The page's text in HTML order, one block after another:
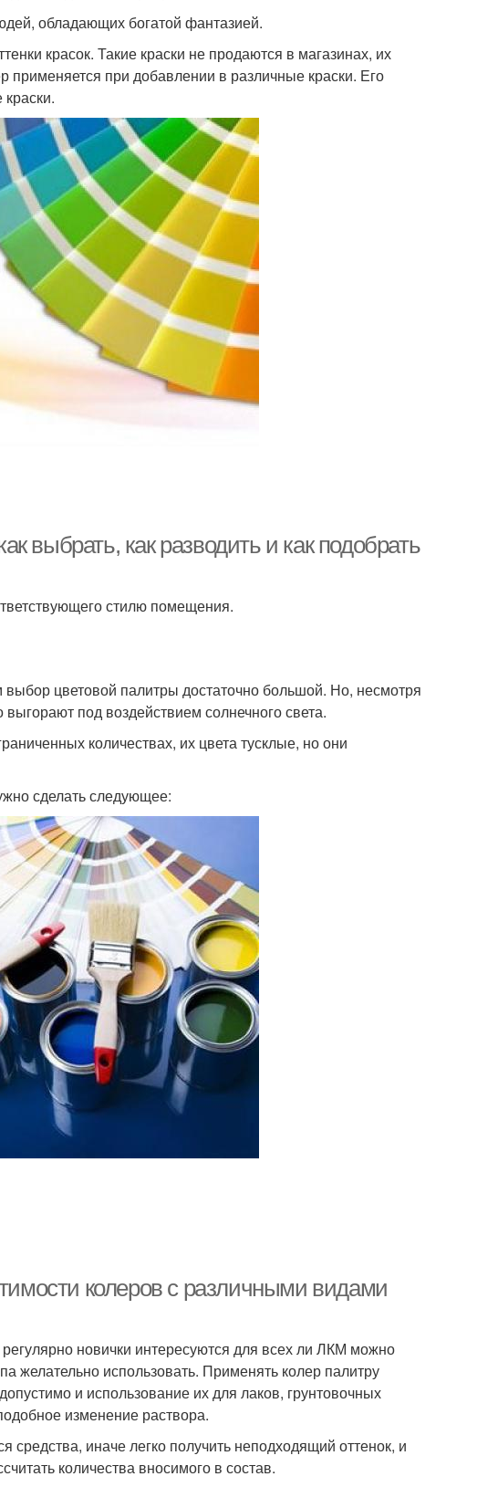
обладающих богатой фантазией.
красок. Такие краски не продаются в магазинах, их
при добавлении в различные краски. Его
выбрать, как разводить и как подобрать
стилю помещения.
цветовой палитры достаточно большой. Но, несмотря
под воздействием солнечного света.
количествах, их цвета тусклые, но они
сделать следующее:
колеров с различными видами
новички интересуются для всех ли ЛКМ можно
желательно использовать. Применять колер палитру
и использование их для лаков, грунтовочных
изменение раствора.
средства, иначе легко получить неподходящий оттенок, и
количества вносимого в состав.